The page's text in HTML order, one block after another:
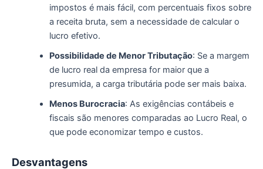
impostos é mais fácil, com percentuais fixos sobre
a receita bruta, sem a necessidade de calcular o
lucro efetivo.
Possibilidade de Menor Tributação: Se a margem
de lucro real da empresa for maior que a
presumida, a carga tributária pode ser mais baixa.
Menos Burocracia: As exigências contábeis e
fiscais são menores comparadas ao Lucro Real, o
que pode economizar tempo e custos.
Desvantagens